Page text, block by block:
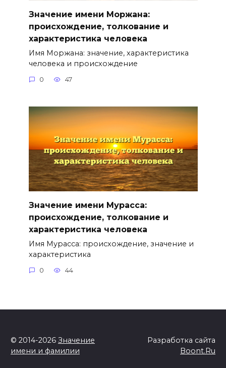
Значение имени Моржана:
происхождение, толкование и
характеристика человека
Имя Моржана: значение, характеристика
человека и происхождение
0 47
Значение имени Мурасса:
происхождение, толкование и
характеристика человека
Имя Мурасса: происхождение, значение и
характеристика
0 44
© 2014-2026 Значение
имени и фамилии
Разработка сайта
Boont.Ru